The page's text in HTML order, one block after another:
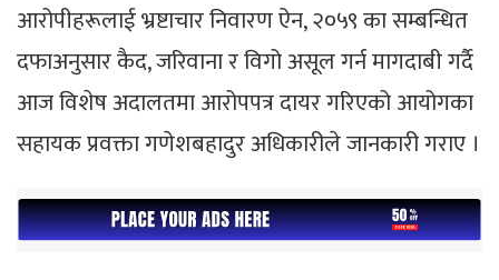
आरोपीहरूलाई भ्रष्टाचार निवारण ऐन, २०५९ का सम्बन्धित
दफाअनुसार कैद, जरिवाना र विगो असूल गर्न मागदाबी गर्दै
आज विशेष अदालतमा आरोपपत्र दायर गरिएको आयोगका
सहायक प्रवक्ता गणेशबहादुर अधिकारीले जानकारी गराए ।